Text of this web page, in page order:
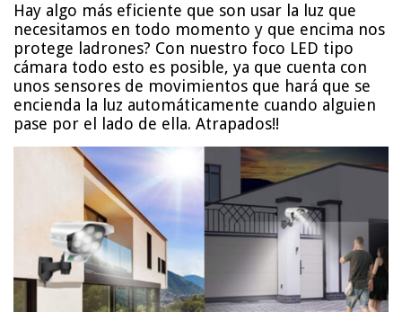
Hay algo más eficiente que son usar la luz que
necesitamos en todo momento y que encima nos
protege ladrones? Con nuestro foco LED tipo
cámara todo esto es posible, ya que cuenta con
unos sensores de movimientos que hará que se
encienda la luz automáticamente cuando alguien
pase por el lado de ella. Atrapados!!